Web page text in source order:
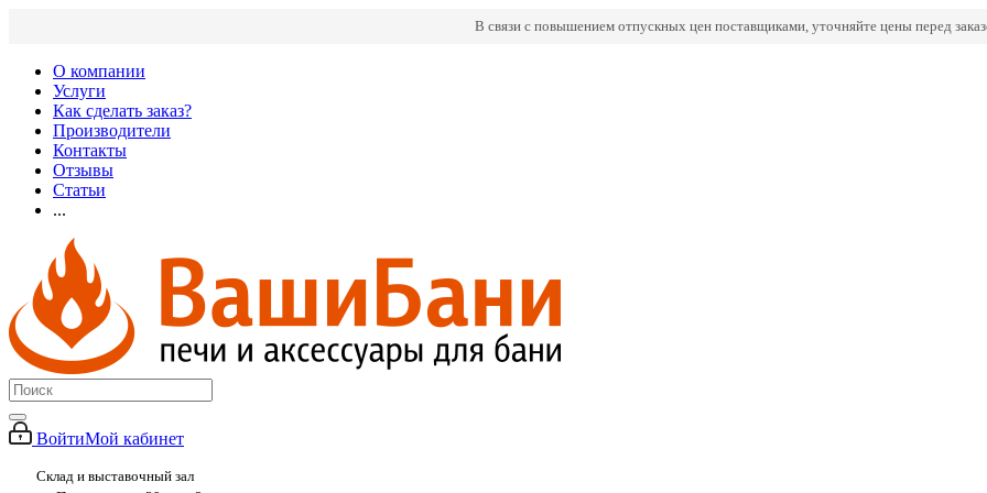
В связи с повышением отпускных цен поставщиками, уточняйте цены перед
О компании
Услуги
Как сделать заказ?
Производители
Контакты
Отзывы
Статьи
...
ВойтиМой кабинет
Склад и выставочный зал